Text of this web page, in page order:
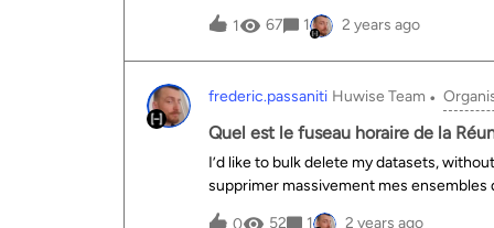
des données sur la consommation
comment ?En vous remerciant
1 67 1 2 years ago
frederic.passaniti Huwise Team
Quel est le fuseau horaire de la
I’d like to bulk delete my datasets,
supprimer massivement mes ensembles
0 52 1 2 years ago